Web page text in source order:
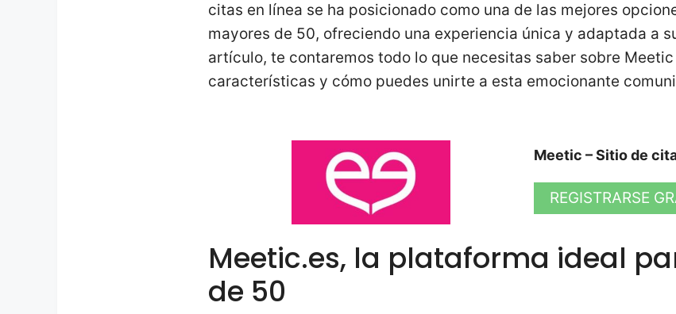
citas en línea se ha posicionado como una de las mejores
mayores de 50, ofreciendo una experiencia única y adaptada a
artículo, te contaremos todo lo que necesitas saber sobre
características y cómo puedes unirte a esta emocionante
Meetic – Sitio de
REGISTRARSE
Meetic.es, la plataforma ideal
de 50